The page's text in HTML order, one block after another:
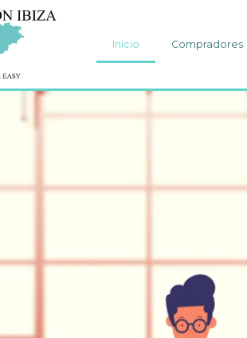
Inicio Compradores